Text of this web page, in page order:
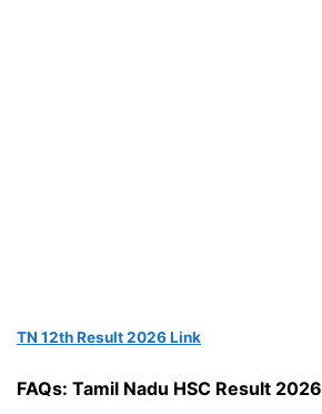
TN 12th Result 2026 Link
FAQs: Tamil Nadu HSC Result 2026